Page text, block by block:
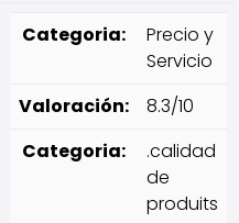
Categoria:
Precio y
Servicio
Valoración:
8.3/10
Categoria:
.calidad
de
produits